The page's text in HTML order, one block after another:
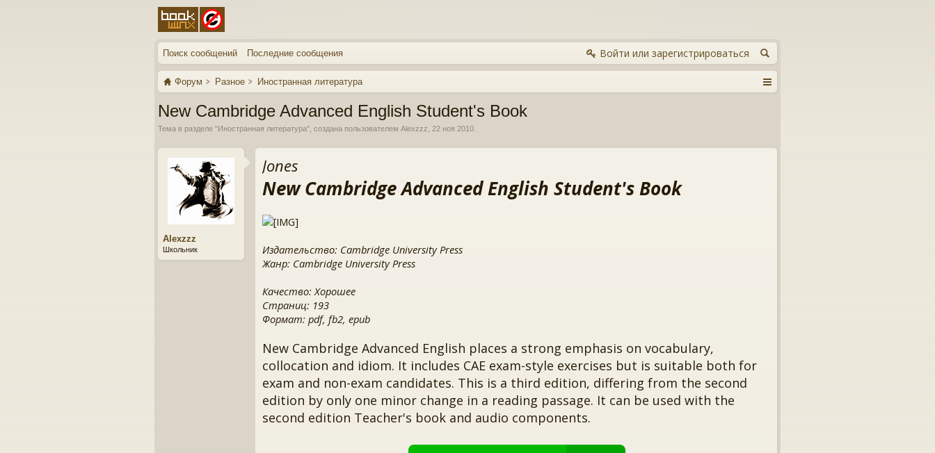
Поиск сообщений Последние сообщения Войти или зарегистрироваться
Форум Разное Иностранная литература
New Cambridge Advanced English Student's Book
Тема в разделе "Иностранная литература", создана пользователем Alexzzz 22 ноя 2010
Alexzzz
Школьник
Jones
New Cambridge Advanced English Student's Book
Издательство: Cambridge University Press
Жанр: Cambridge University Press
Качество: Хорошее
Страниц: 193
Формат: pdf, fb2, epub
New Cambridge Advanced English places a strong emphasis on vocabulary,
collocation and idiom. It includes CAE exam-style exercises but is suitable both for
exam and non-exam candidates. This is a third edition, differing from the second
edition by only one minor change in a reading passage. It can be used with the
second edition Teacher's book and audio components.